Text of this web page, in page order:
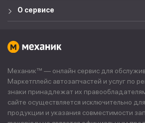
О сервисе
Механик™ — онлайн сервис для
Маркетплейс автозапчастей и услуг по
знаки принадлежат их
сайте осуществляется исключительно
продукции и указания совместимости